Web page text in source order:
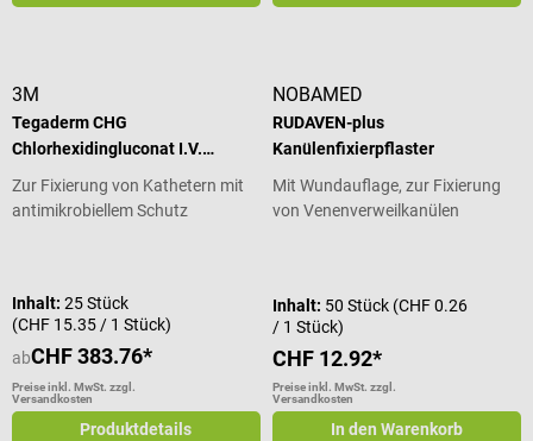
3M
Tegaderm CHG
Chlorhexidingluconat I.V.
Fixierverband
Zur Fixierung von Kathetern mit
antimikrobiellem Schutz
Inhalt: 25 Stück
(CHF 15.35 / 1 Stück)
abCHF 383.76*
Preise inkl. MwSt. zzgl.
Versandkosten
Produktdetails
NOBAMED
RUDAVEN-plus
Kanülenfixierpflaster
Mit Wundauflage, zur Fixierung
von Venenverweilkanülen
Inhalt: 50 Stück (CHF 0.26
/ 1 Stück)
CHF 12.92*
Preise inkl. MwSt. zzgl.
Versandkosten
In den Warenkorb